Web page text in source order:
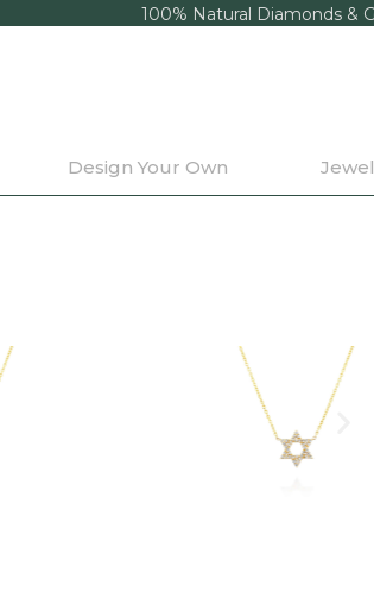
100% Natural Diamonds &
Design Your Own